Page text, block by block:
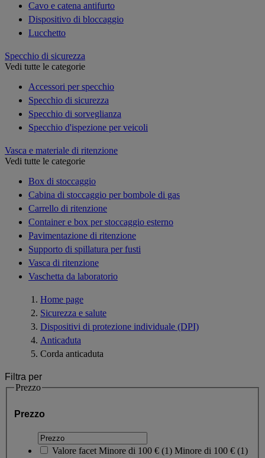
Cavo e catena antifurto
Dispositivo di bloccaggio
Lucchetto
Specchio di sicurezza
Vedi tutte le categorie
Accessori per specchio
Specchio di sicurezza
Specchio di sorveglianza
Specchio d'ispezione per veicoli
Vasca e materiale di ritenzione
Vedi tutte le categorie
Box di stoccaggio
Cabina di stoccaggio per bombole di gas
Carrello di ritenzione
Container e box per stoccaggio esterno
Pavimentazione di ritenzione
Supporto di spillatura per fusti
Vasca di ritenzione
Vaschetta da laboratorio
Home page
Sicurezza e salute
Dispositivi di protezione individuale (DPI)
Anticaduta
Corda anticaduta
Filtra per
Prezzo
Prezzo
Valore facet Minore di 100 € (1) Minore di 100 € (1)